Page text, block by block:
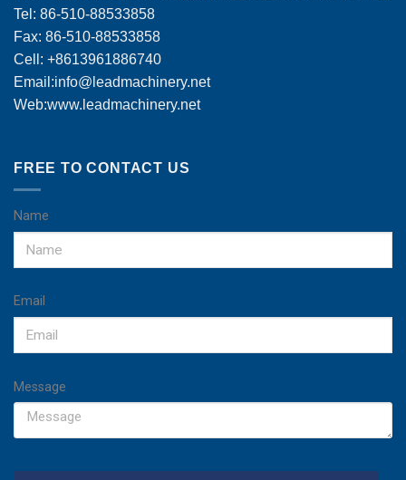
Tel: 86-510-88533858
Fax: 86-510-88533858
Cell: +8613961886740
Email:info@leadmachinery.net
Web:www.leadmachinery.net
FREE TO CONTACT US
Name
Email
Message